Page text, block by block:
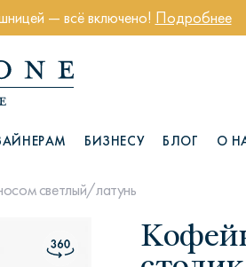
— всё включено! Подробнее
БИЗНЕСУ БЛОГ О
светлый/латунь